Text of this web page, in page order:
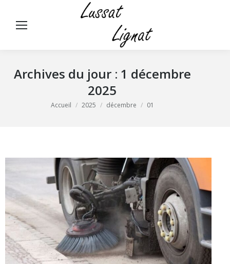
Archives du jour : 1 décembre
2025
Vous êtes ici :
Accueil 2025 décembre 01
Panneau de gestion des cookies